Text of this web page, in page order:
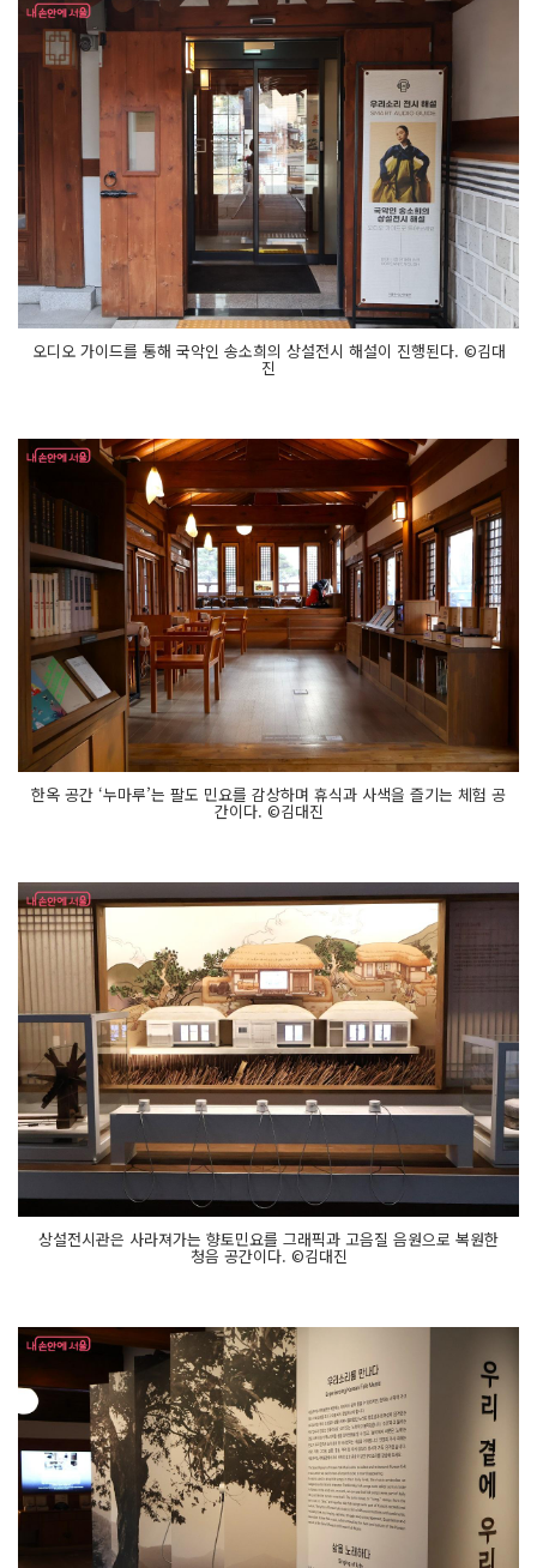
오디오 가이드를 통해 국악인 송소희의 상설전시 해설이 진행된다. ©김대
진
한옥 공간 ‘누마루’는 팔도 민요를 감상하며 휴식과 사색을 즐기는 체험 공
간이다. ©김대진
상설전시관은 사라져가는 향토민요를 그래픽과 고음질 음원으로 복원한
청음 공간이다. ©김대진